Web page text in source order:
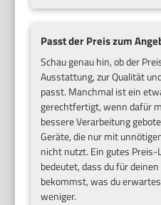
Passt der Preis zum
Schau genau hin, ob der
Ausstattung, zur Qualität
passt. Manchmal ist ein
gerechtfertigt, wenn dafür
bessere Verarbeitung
Geräte, die nur mit
nicht nutzt. Ein gutes
bedeutet, dass du für
bekommst, was du
weniger.